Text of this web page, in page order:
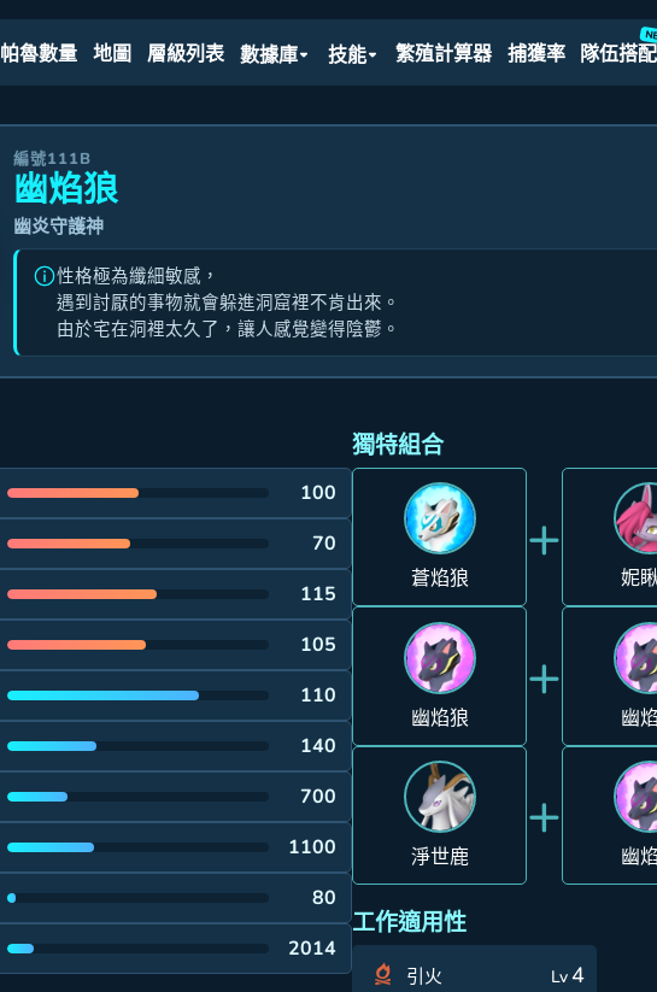
帕魯數量 地圖 層級列表 數據庫 技能 繁殖計算器 捕獲率 隊伍搭配
編號111B
幽焰狼
幽炎守護神
性格極為纖細敏感，
遇到討厭的事物就會躲進洞窟裡不肯出來。
由於宅在洞裡太久了，讓人感覺變得陰鬱。
100
70
115
105
110
140
700
1100
80
2014
獨特組合
蒼焰狼
+
妮
幽焰狼
+
幽
淨世鹿
+
幽
工作適用性
引火 Lv4